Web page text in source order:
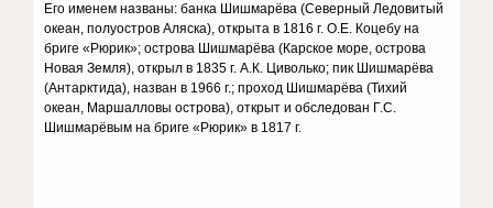
Его именем названы: банка Шишмарёва (Северный Ледовитый
океан, полуостров Аляска), открыта в 1816 г. О.Е. Коцебу на
бриге «Рюрик»; острова Шишмарёва (Карское море, острова
Новая Земля), открыл в 1835 г. А.К. Циволько; пик Шишмарёва
(Антарктида), назван в 1966 г.; проход Шишмарёва (Тихий
океан, Маршалловы острова), открыт и обследован Г.С.
Шишмарёвым на бриге «Рюрик» в 1817 г.